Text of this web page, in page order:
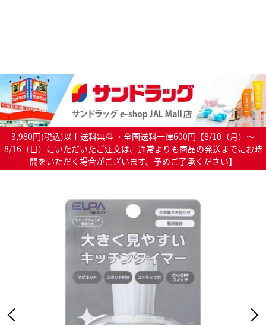
3,980円(税込)以上送料無料 ・全国送料一律600円【8/10（月）～
8/16（日）にいただいたご注文は、通常よりも商品の発送までにお時
間をいただく場合がございます。予めご了承ください】